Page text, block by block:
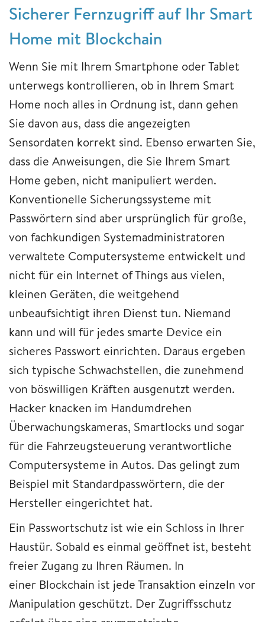
Sicherer Fernzugriff auf Ihr Smart
Home mit Blockchain
Wenn Sie mit Ihrem Smartphone oder Tablet
unterwegs kontrollieren, ob in Ihrem Smart
Home noch alles in Ordnung ist, dann gehen
Sie davon aus, dass die angezeigten
Sensordaten korrekt sind. Ebenso erwarten Sie,
dass die Anweisungen, die Sie Ihrem Smart
Home geben, nicht manipuliert werden.
Konventionelle Sicherungssysteme mit
Passwörtern sind aber ursprünglich für große,
von fachkundigen Systemadministratoren
verwaltete Computersysteme entwickelt und
nicht für ein Internet of Things aus vielen,
kleinen Geräten, die weitgehend
unbeaufsichtigt ihren Dienst tun. Niemand
kann und will für jedes smarte Device ein
sicheres Passwort einrichten. Daraus ergeben
sich typische Schwachstellen, die zunehmend
von böswilligen Kräften ausgenutzt werden.
Hacker knacken im Handumdrehen
Überwachungskameras, Smartlocks und sogar
für die Fahrzeugsteuerung verantwortliche
Computersysteme in Autos. Das gelingt zum
Beispiel mit Standardpasswörtern, die der
Hersteller eingerichtet hat.
Ein Passwortschutz ist wie ein Schloss in Ihrer
Haustür. Sobald es einmal geöffnet ist, besteht
freier Zugang zu Ihren Räumen. In
einer Blockchain ist jede Transaktion einzeln vor
Manipulation geschützt. Der Zugriffsschutz